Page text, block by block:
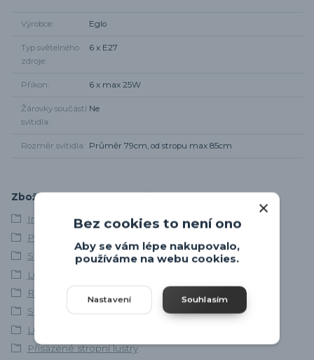
Výrobce Eglo
Typ světelného
zdroje
6 x E27
Příkon 6 x max 25W
Žárovky součástí
svítidla
Ne
Rozměr svítidla Průměr 79cm, od stropu max 85cm
Zboží zařazeno v kategoriích
Interiérová svítidla
Poslední kousky
Svítidla skladem
Lustry a závěsná svítidla
Retro svítidla
Svítidla do kuchyně
Lustry do chalupy
Přisazené stropní lustry
Bez cookies to není ono
Aby se vám lépe nakupovalo,
používáme na webu cookies.
Nastavení Souhlasím